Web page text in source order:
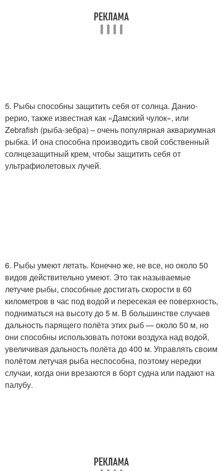
5. Рыбы способны защитить себя от солнца. Данио-
рерио, также известная как «Дамский чулок», или
Zebrafish (рыба-зебра) – очень популярная аквариумная
рыбка. И она способна производить свой собственный
солнцезащитный крем, чтобы защитить себя от
ультрафиолетовых лучей.
6. Рыбы умеют летать. Конечно же, не все, но около 50
видов действительно умеют. Это так называемые
летучие рыбы, способные достигать скорости в 60
километров в час под водой и пересекая ее поверхность,
подниматься на высоту до 5 м. В большинстве случаев
дальность парящего полёта этих рыб — около 50 м, но
они способны использовать потоки воздуха над водой,
увеличивая дальность полёта до 400 м. Управлять своим
полётом летучая рыба неспособна, поэтому нередки
случаи, когда они врезаются в борт судна или падают на
палубу.